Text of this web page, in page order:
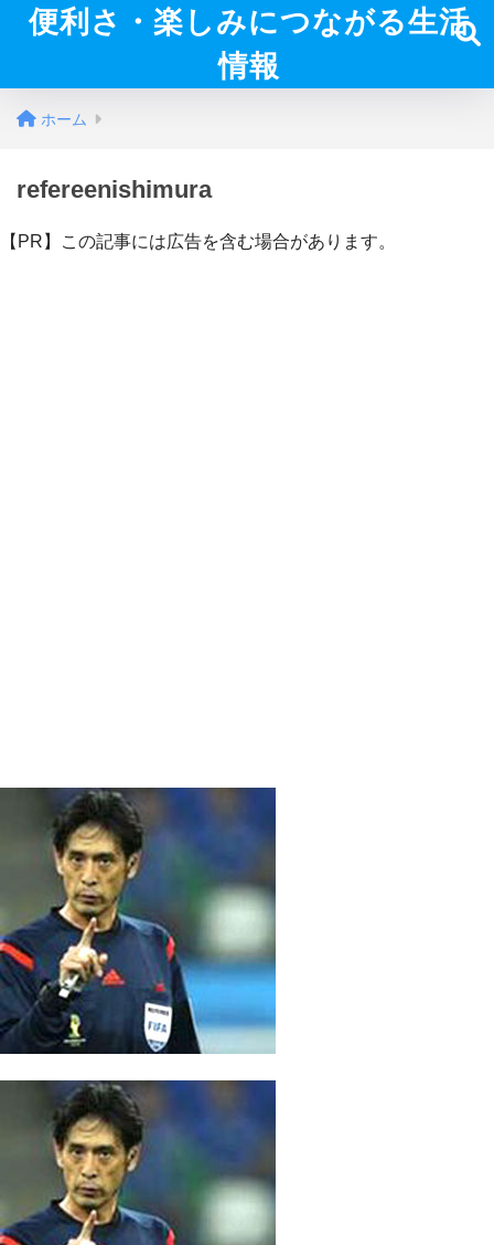
便利さ・楽しみにつながる生活
情報
ホーム
refereenishimura
【PR】この記事には広告を含む場合があります。